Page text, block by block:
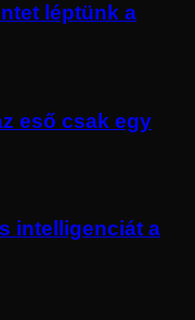
léptünk a
eső csak egy
intelligenciát a